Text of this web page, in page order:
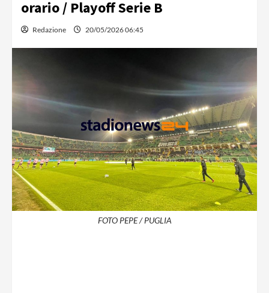
orario / Playoff Serie B
Redazione 20/05/2026 06:45
FOTO PEPE / PUGLIA